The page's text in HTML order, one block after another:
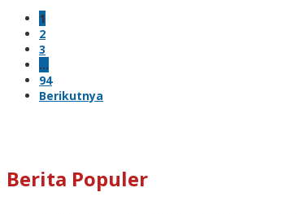
1
2
3
…
94
Berikutnya
Berita Populer